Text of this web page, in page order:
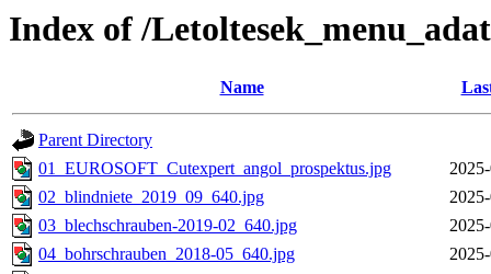
Index of /
Name
Parent Directory
01_EUROSOFT_Cutexpert_angol_prospektus.jpg
02_blindniete_2019_09_640.jpg
03_blechschrauben-2019-02_640.jpg
04_bohrschrauben_2018-05_640.jpg